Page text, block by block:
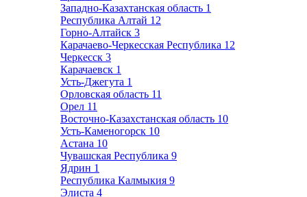
Западно-Казахтанская область 1
Республика Алтай 12
Горно-Алтайск 3
Карачаево-Черкесская Республика 12
Черкесск 3
Карачаевск 1
Усть-Джегута 1
Орловская область 11
Орел 11
Восточно-Казахстанская область 10
Усть-Каменогорск 10
Астана 10
Чувашская Республика 9
Ядрин 1
Республика Калмыкия 9
Элиста 4